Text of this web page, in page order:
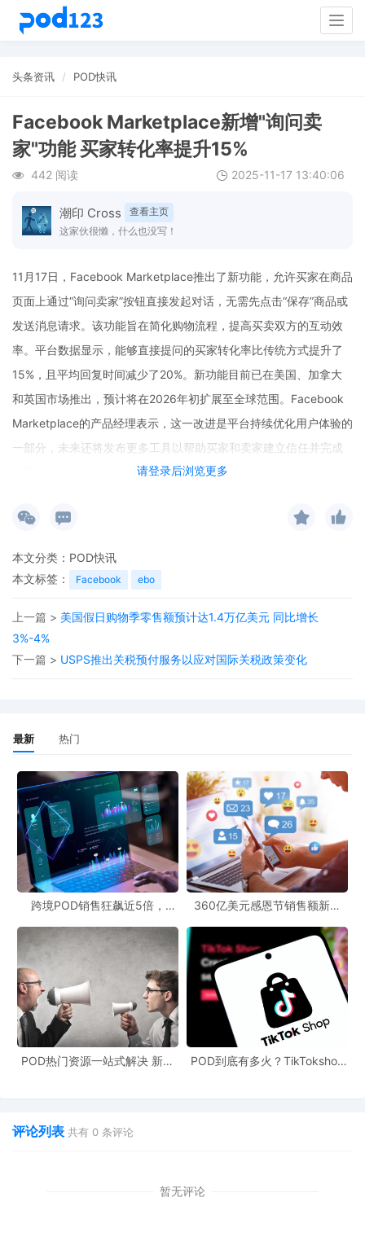
头条资讯 POD快讯
Facebook Marketplace新增"询问卖
家"功能 买家转化率提升15%
442 阅读 2025-11-17 13:40:06
潮印 Cross
查看主页
这家伙很懒，什么也没写！
请登录后浏览更多
11月17日，Facebook Marketplace推出了新功能，允许买家在商品
页面上通过“询问卖家”按钮直接发起对话，无需先点击“保存”商品或
发送消息请求。该功能旨在简化购物流程，提高买卖双方的互动效
率。平台数据显示，能够直接提问的买家转化率比传统方式提升了
15%，且平均回复时间减少了20%。新功能目前已在美国、加拿大
和英国市场推出，预计将在2026年初扩展至全球范围。Facebook
Marketplace的产品经理表示，这一改进是平台持续优化用户体验的
一部分，未来还将发布更多工具以帮助买家和卖家建立信任并完成
本文分类： POD快讯
本文标签：
Facebook ebo
上一篇 > 美国假日购物季零售额预计达1.4万亿美元 同比增长
3%-4%
下一篇 > USPS推出关税预付服务以应对国际关税政策变化
最新 热门
跨境POD销售狂飙近5倍，
360亿美元感恩节销售额新纪
新风潮！
POD热门资源一站式解决 新手
POD到底有多火？TikTokshop
评论列表 共有 0 条评论
暂无评论